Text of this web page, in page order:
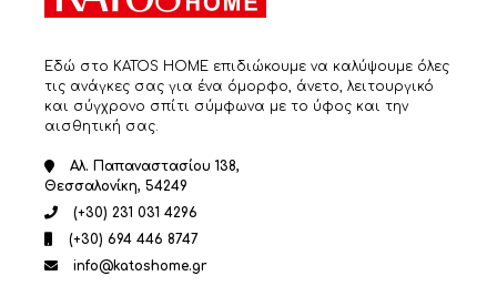
Εδώ στο KATOS HOME επιδιώκουμε να καλύψουμε όλες
τις ανάγκες σας για ένα όμορφο, άνετο, λειτουργικό
και σύγχρονο σπίτι σύμφωνα με το ύφος και την
αισθητική σας.
Αλ. Παπαναστασίου 138,
Θεσσαλονίκη, 54249
(+30) 231 031 4296
(+30) 694 446 8747
info@katoshome.gr